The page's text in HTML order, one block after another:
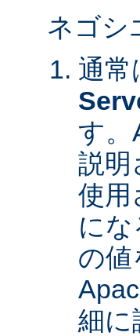
ネゴシ
通常
す。
説明
使用
に
の値
細に